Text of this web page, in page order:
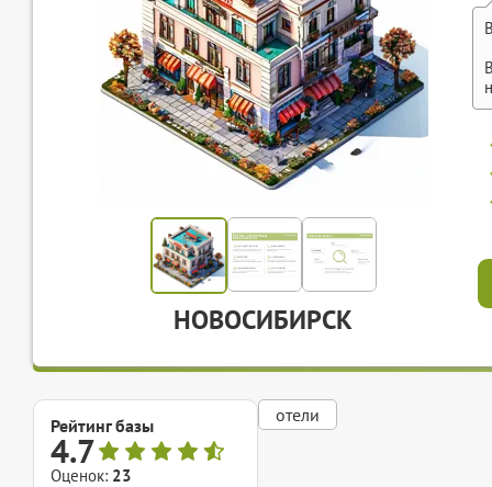
НОВОСИБИРСК
Рейтинг базы
4.7
Оценок: 23
отели